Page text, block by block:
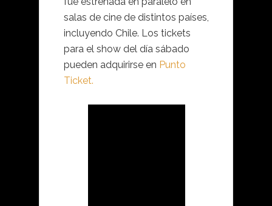
salas de cine de distintos países,
incluyendo Chile. Los tickets
para el show del día sábado
pueden adquirirse en Punto
Ticket.